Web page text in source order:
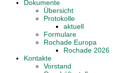
Dokumente
Übersicht
Protokolle
aktuell
Formulare
Rochade Europa
Rochade 2026
Kontakte
Vorstand